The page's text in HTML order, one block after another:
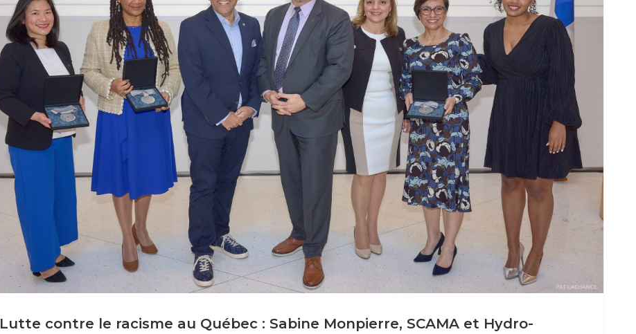
Lutte contre le racisme au Québec : Sabine Monpierre, SCAMA et Hydro-